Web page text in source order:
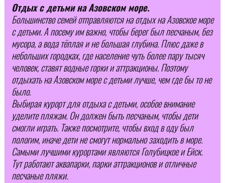
Отдых с детьми на Азовском море.
Большинство семей отправляются на отдых на Азовское море
с детьми. А посему им важно, чтобы берег был песчаным, без
мусора, а вода тёплая и не большая глубина. Плюс даже в
небольших городках, где население чуть более пару тысяч
человек, ставят водные горки и аттракционы. Поэтому
отдыхать на Азовском море с детьми лучше, чем где бы то не
было.
Выбирая курорт для отдыха с детьми, особое внимание
уделите пляжам. Он должен быть песчаным, чтобы дети
смогли играть. Также посмотрите, чтобы вход в оду был
пологим, иначе дети не смогут нормально заходить в море.
Самыми лучшими курортами являются Голубицкое и Ейск.
Тут работают аквапарки, парки аттракционов и отличные
песчаные пляжи.